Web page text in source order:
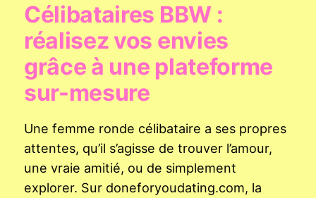
Célibataires BBW :
réalisez vos envies
grâce à une plateforme
sur-mesure
Une femme ronde célibataire a ses propres
attentes, qu’il s’agisse de trouver l’amour,
une vraie amitié, ou de simplement
explorer. Sur doneforyoudating.com, la